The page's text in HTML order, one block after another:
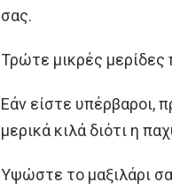
σας.
Τρώτε μικρές μερίδες
Εάν είστε υπέρβαροι,
μερικά κιλά διότι η
Υψώστε το μαξιλάρι